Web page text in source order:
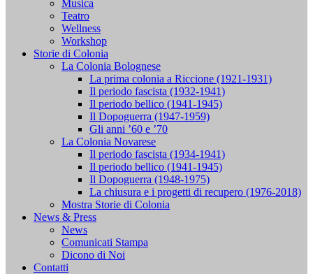
Musica
Teatro
Wellness
Workshop
Storie di Colonia
La Colonia Bolognese
La prima colonia a Riccione (1921-1931)
Il periodo fascista (1932-1941)
Il periodo bellico (1941-1945)
Il Dopoguerra (1947-1959)
Gli anni ’60 e ’70
La Colonia Novarese
Il periodo fascista (1934-1941)
Il periodo bellico (1941-1945)
Il Dopoguerra (1948-1975)
La chiusura e i progetti di recupero (1976-2018)
Mostra Storie di Colonia
News & Press
News
Comunicati Stampa
Dicono di Noi
Contatti